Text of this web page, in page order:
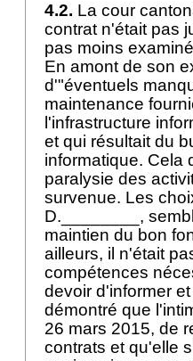
4.2. La cour
contrat n'était pas
pas moins
En amont de son
d'"éventuels
maintenance
l'infrastructure
et qui résultait du
informatique. Cela
paralysie des
survenue. Les
D.________,
maintien du bon
ailleurs, il n'était
compétences
devoir d'informer
démontré que
26 mars 2015, de
contrats et qu'elle